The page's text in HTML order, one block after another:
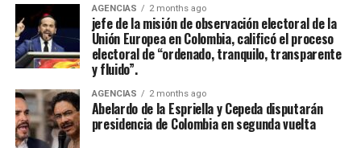
embajadora Nacional del Folclor Colombiano
Con un balance muy positivo para la economía regional,
la alta afluencia de turistas, la gran ocupación hotelera y
Enfoque Periodistico y “Florida News” , da sus
agradecimientos a la Gobernación Del tolima, La
AGENCIAS 2 months ago
jefe de la misión de observación electoral de la
Unión Europea en Colombia, calificó el proceso
electoral de “ordenado, tranquilo, transparente
y fluido”.
AGENCIAS 2 months ago
Abelardo de la Espriella y Cepeda disputarán
presidencia de Colombia en segunda vuelta